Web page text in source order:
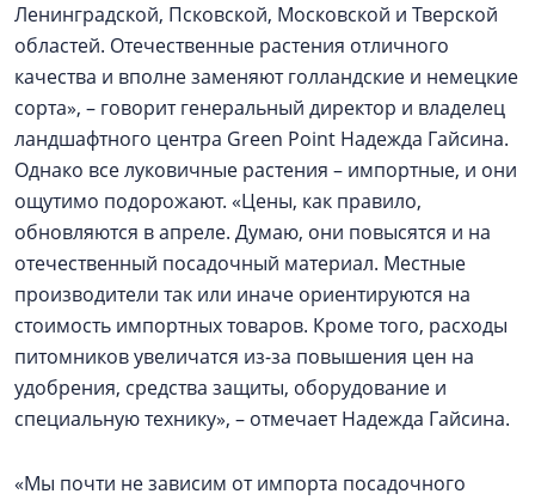
Ленинградской, Псковской, Московской и Тверской
областей. Отечественные растения отличного
качества и вполне заменяют голландские и немецкие
сорта», – говорит генеральный директор и владелец
ландшафтного центра Green Point Надежда Гайсина.
Однако все луковичные растения – импортные, и они
ощутимо подорожают. «Цены, как правило,
обновляются в апреле. Думаю, они повысятся и на
отечественный посадочный материал. Местные
производители так или иначе ориентируются на
стоимость импортных товаров. Кроме того, расходы
питомников увеличатся из-за повышения цен на
удобрения, средства защиты, оборудование и
специальную технику», – отмечает Надежда Гайсина.
«Мы почти не зависим от импорта посадочного